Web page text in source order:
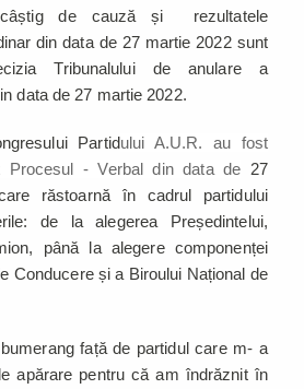
de cauză și rezultatele
din data de 27 martie 2022 sunt
Tribunalului de anulare a
data de 27 martie 2022.
Partidului A.U.R. au fost
- Verbal din data de 27
răstoarnă în cadrul partidului
de la alegerea Președintelui,
până la alegere componenței
Conducere și a Biroului Național de
față de partidul care m- a
apărare pentru că am îndrăznit în